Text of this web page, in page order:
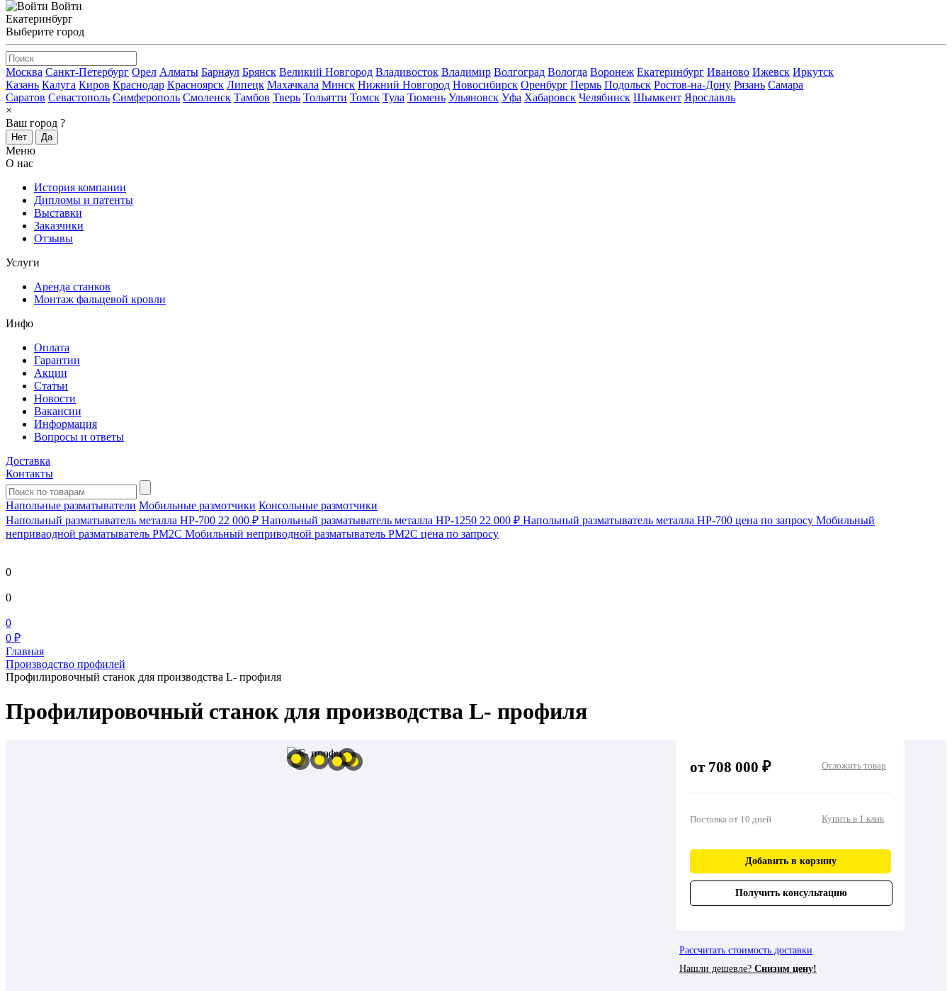
Войти
Екатеринбург
Выберите город
Москва Санкт-Петербург Орел Алматы Барнаул Брянск Великий Новгород Владивосток Владимир Волгоград Вологда Воронеж Екатеринбург Иваново Ижевск Иркутск
Казань Калуга Киров Краснодар Красноярск Липецк Махачкала Минск Нижний Новгород Новосибирск Оренбург Пермь Подольск Ростов-на-Дону Рязань Самара
Саратов Севастополь Симферополь Смоленск Тамбов Тверь Тольятти Томск Тула Тюмень Ульяновск Уфа Хабаровск Челябинск Шымкент Ярославль
×
Ваш город ?
Нет Да
Меню
О нас
История компании
Дипломы и патенты
Выставки
Заказчики
Отзывы
Услуги
Аренда станков
Монтаж фальцевой кровли
Инфо
Оплата
Гарантии
Акции
Статьи
Новости
Вакансии
Информация
Вопросы и ответы
Доставка
Контакты
Напольные разматыватели Мобильные размотчики Консольные размотчики
Напольный разматыватель металла HP-700 22 000 ₽ Напольный разматыватель металла HP-1250 22 000 ₽ Напольный разматыватель металла HP-700 цена по запросу Мобильный
непривaодной разматыватель РМ2С Мобильный неприводной разматыватель РМ2С цена по запросу
0
0
0
0 ₽
Главная
Производство профилей
Профилировочный станок для производства L- профиля
Профилировочный станок для производства L- профиля
от 708 000 ₽ Отложить товар
Поставка от 10 дней Купить в 1 клик
Добавить в корзину
Получить консультацию
Рассчитать стоимость доставки
Нашли дешевле? Снизим цену!